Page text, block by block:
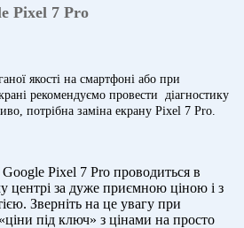
Pixel 7 Pro
якості на смартфоні або при
рекомендуємо провести діагностику
потрібна заміна екрану Pixel 7 Pro.
Pixel 7 Pro проводиться в
центрі за дуже приємною ціною і з
Зверніть на це увагу при
під ключ» з цінами на просто